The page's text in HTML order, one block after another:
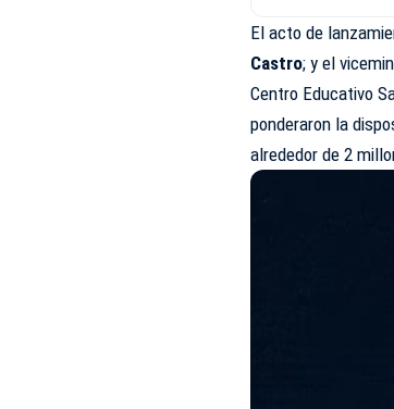
El acto de
Castro; y el
Centro Educativo
ponderaron la
alrededor de 2